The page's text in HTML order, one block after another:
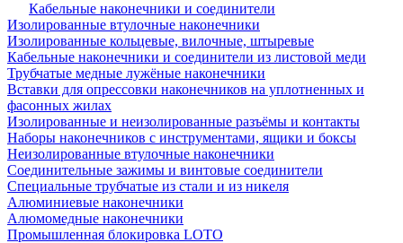
Кабельные наконечники и соединители
Изолированные втулочные наконечники
Изолированные кольцевые, вилочные, штыревые
Кабельные наконечники и соединители из листовой меди
Трубчатые медные лужёные наконечники
Вставки для опрессовки наконечников на уплотненных и
фасонных жилах
Изолированные и неизолированные разъёмы и контакты
Наборы наконечников с инструментами, ящики и боксы
Неизолированные втулочные наконечники
Соединительные зажимы и винтовые соединители
Специальные трубчатые из стали и из никеля
Алюминиевые наконечники
Алюмомедные наконечники
Промышленная блокировка LOTO